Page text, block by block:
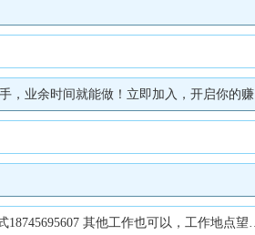
！立即加入，开启你的赚钱之旅V:17279845899
其他工作也可以，工作地点望奎。